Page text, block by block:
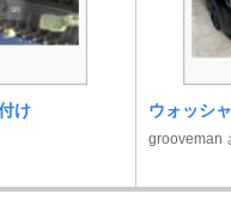
け ウォッシ
grooveman